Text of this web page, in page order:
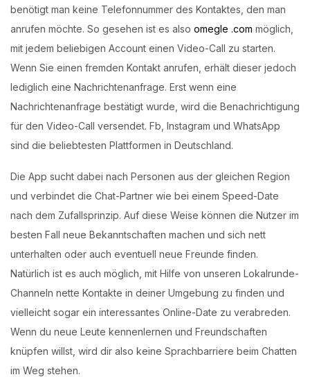
benötigt man keine Telefonnummer des Kontaktes, den man
anrufen möchte. So gesehen ist es also omegle .com möglich,
mit jedem beliebigen Account einen Video-Call zu starten.
Wenn Sie einen fremden Kontakt anrufen, erhält dieser jedoch
lediglich eine Nachrichtenanfrage. Erst wenn eine
Nachrichtenanfrage bestätigt wurde, wird die Benachrichtigung
für den Video-Call versendet. Fb, Instagram und WhatsApp
sind die beliebtesten Plattformen in Deutschland.
Die App sucht dabei nach Personen aus der gleichen Region
und verbindet die Chat-Partner wie bei einem Speed-Date
nach dem Zufallsprinzip. Auf diese Weise können die Nutzer im
besten Fall neue Bekanntschaften machen und sich nett
unterhalten oder auch eventuell neue Freunde finden.
Natürlich ist es auch möglich, mit Hilfe von unseren Lokalrunde-
Channeln nette Kontakte in deiner Umgebung zu finden und
vielleicht sogar ein interessantes Online-Date zu verabreden.
Wenn du neue Leute kennenlernen und Freundschaften
knüpfen willst, wird dir also keine Sprachbarriere beim Chatten
im Weg stehen.